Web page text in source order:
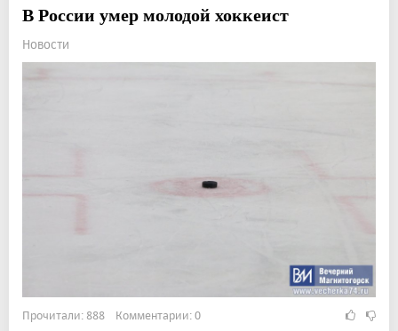
В России умер молодой хоккеист
Новости
Прочитали: 888 Комментарии: 0